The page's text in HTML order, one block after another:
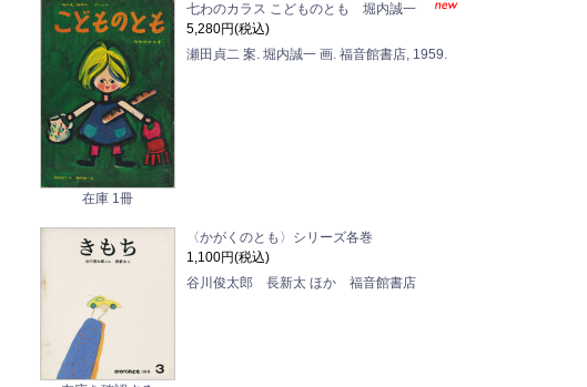
在庫 1冊
七わのカラス こどものとも 堀内誠一
5,280円(税込)
瀬田貞二 案. 堀内誠一 画. 福音館書店, 1959.
〈かがくのとも〉シリーズ各巻
1,100円(税込)
谷川俊太郎 長新太 ほか 福音館書店